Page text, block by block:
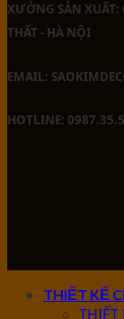
XƯỞNG SẢN XUẤT:
THẤT - HÀ NỘI
EMAIL:
HOTLINE:
THIẾT KẾ
THIẾT